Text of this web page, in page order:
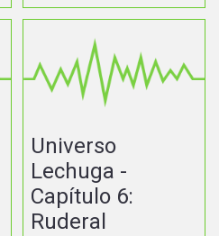
Universo
Lechuga -
Capítulo 6:
Ruderal